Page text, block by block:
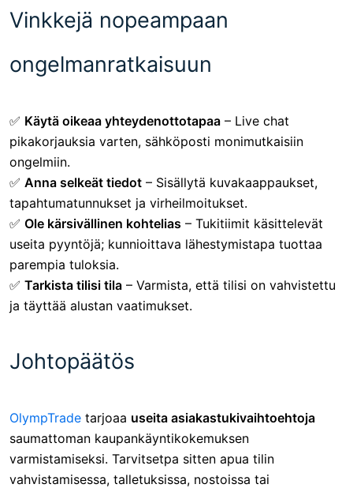
Vinkkejä nopeampaan
ongelmanratkaisuun
✅ Käytä oikeaa yhteydenottotapaa – Live chat
pikakorjauksia varten, sähköposti monimutkaisiin
ongelmiin.
✅ Anna selkeät tiedot – Sisällytä kuvakaappaukset,
tapahtumatunnukset ja virheilmoitukset.
✅ Ole kärsivällinen kohtelias – Tukitiimit käsittelevät
useita pyyntöjä; kunnioittava lähestymistapa tuottaa
parempia tuloksia.
✅ Tarkista tilisi tila – Varmista, että tilisi on vahvistettu
ja täyttää alustan vaatimukset.
Johtopäätös
OlympTrade tarjoaa useita asiakastukivaihtoehtoja
saumattoman kaupankäyntikokemuksen
varmistamiseksi. Tarvitsetpa sitten apua tilin
vahvistamisessa, talletuksissa, nostoissa tai